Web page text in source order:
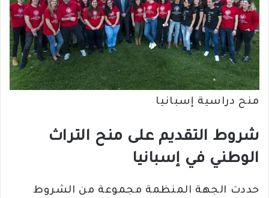
منح دراسية إسبانيا
شروط التقديم على منح التراث
الوطني في إسبانيا
حددت الجهة المنظمة مجموعة من الشروط